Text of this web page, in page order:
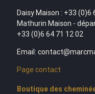
Daisy Maison : +33 (0)6
Mathurin Maison -
+33 (0)6 64 71 12 02
Email:
Page contact
Boutique des